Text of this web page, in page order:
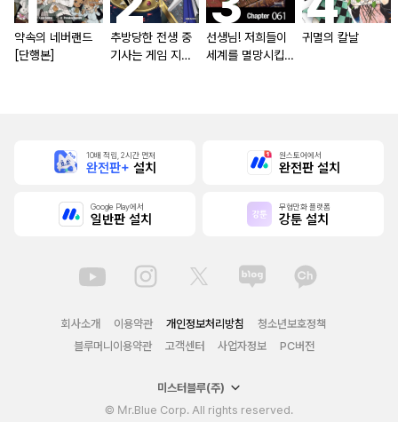
약속의 네버랜드
[단행본]
추방당한 전생 중
기사는 게임 지식
선생님! 저희들이
세계를 멸망시킵니
귀멸의 칼날
10배 적립, 2시간 먼저
완전판+ 설치
원스토어에서
완전판 설치
Google Play에서
일반판 설치
무협만화 플랫폼
강툰 설치
회사소개 이용약관 개인정보처리방침
청소년보호정책
블루머니이용약관
고객센터 사업자정보 PC버전
미스터블루(주)
© Mr.Blue Corp. All rights reserved.